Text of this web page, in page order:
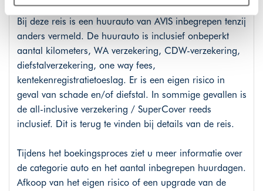
plaatsen wij enkel functionele cookies, en zal er geen
sprake zijn van gepersonaliseerde content.
Bij deze reis is een huurauto van AVIS inbegrepen tenzij
anders vermeld. De huurauto is inclusief onbeperkt
aantal kilometers, WA verzekering, CDW-verzekering,
diefstalverzekering, one way fees,
kentekenregistratietoeslag. Er is een eigen risico in
geval van schade en/of diefstal. In sommige gevallen is
de all-inclusive verzekering / SuperCover reeds
inclusief. Dit is terug te vinden bij details van de reis.
Tijdens het boekingsproces ziet u meer informatie over
de categorie auto en het aantal inbegrepen huurdagen.
Afkoop van het eigen risico of een upgrade van de